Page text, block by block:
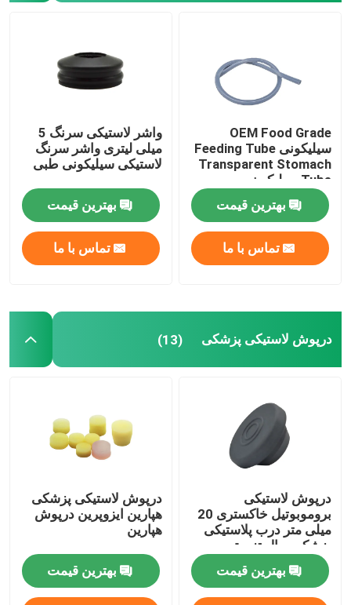
OEM Food Grade
سیلیکونی Feeding Tube
Transparent Stomach
Tube سیلیکون
بهترین قیمت
تماس با ما
واشر لاستیکی سرنگ 5
میلی لیتری واشر سرنگ
لاستیکی سیلیکونی طبی
بهترین قیمت
تماس با ما
درپوش لاستیکی پزشکی (13)
درپوش لاستیکی
بروموبوتیل خاکستری 20
میلی متر درب پلاستیکی
پزشکی ویال تزریق
بهترین قیمت
درپوش لاستیکی پزشکی
هپارین ایزوپرین درپوش
هپارین
بهترین قیمت